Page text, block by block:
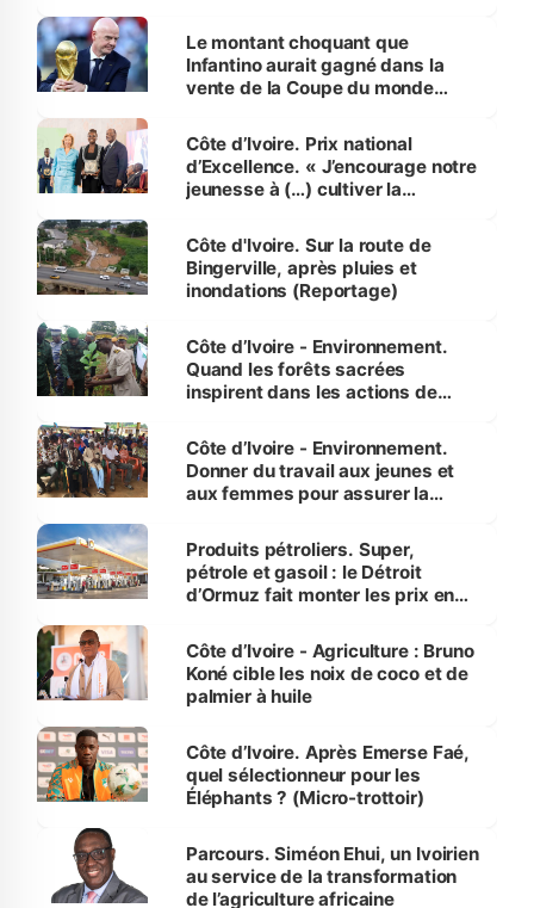
Le montant choquant que
Infantino aurait gagné dans la
vente de la Coupe du monde
Côte d’Ivoire. Prix national
d’Excellence. « J’encourage notre
jeunesse à (…) cultiver la
(Alassane Ouattara
Côte d'Ivoire. Sur la route de
Bingerville, après pluies et
inondations (Reportage)
Côte d’Ivoire - Environnement.
Quand les forêts sacrées
inspirent dans les actions de
Côte d’Ivoire - Environnement.
Donner du travail aux jeunes et
aux femmes pour assurer la
menacées
Produits pétroliers. Super,
pétrole et gasoil : le Détroit
d’Ormuz fait monter les prix en
Côte d’Ivoire - Agriculture : Bruno
Koné cible les noix de coco et de
palmier à huile
Côte d’Ivoire. Après Emerse Faé,
quel sélectionneur pour les
Éléphants ? (Micro-trottoir)
Parcours. Siméon Ehui, un Ivoirien
au service de la transformation
de l’agriculture africaine